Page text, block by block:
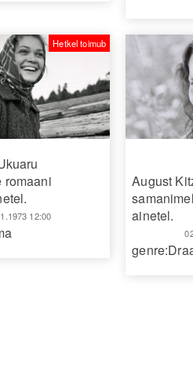
romaani
12:00
Hetkel toimub
August
ainetel.